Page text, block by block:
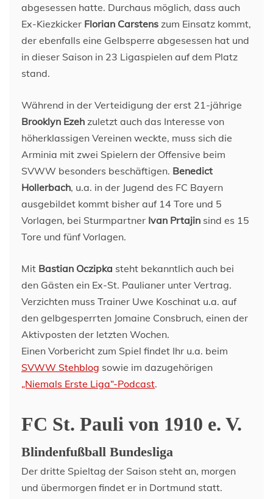
abgesessen hatte. Durchaus möglich, dass auch
Ex-Kiezkicker Florian Carstens zum Einsatz kommt,
der ebenfalls eine Gelbsperre abgesessen hat und
in dieser Saison in 23 Ligaspielen auf dem Platz
stand.
Während in der Verteidigung der erst 21-jährige
Brooklyn Ezeh zuletzt auch das Interesse von
höherklassigen Vereinen weckte, muss sich die
Arminia mit zwei Spielern der Offensive beim
SVWW besonders beschäftigen. Benedict
Hollerbach, u.a. in der Jugend des FC Bayern
ausgebildet kommt bisher auf 14 Tore und 5
Vorlagen, bei Sturmpartner Ivan Prtajin sind es 15
Tore und fünf Vorlagen.
Mit Bastian Oczipka steht bekanntlich auch bei
den Gästen ein Ex-St. Paulianer unter Vertrag.
Verzichten muss Trainer Uwe Koschinat u.a. auf
den gelbgesperrten Jomaine Consbruch, einen der
Aktivposten der letzten Wochen.
Einen Vorbericht zum Spiel findet Ihr u.a. beim
SVWW Stehblog sowie im dazugehörigen
„Niemals Erste Liga“-Podcast.
FC St. Pauli von 1910 e. V.
Blindenfußball Bundesliga
Der dritte Spieltag der Saison steht an, morgen
und übermorgen findet er in Dortmund statt.